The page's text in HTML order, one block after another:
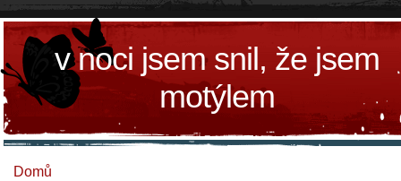
v noci jsem snil, že jsem
motýlem
Domů